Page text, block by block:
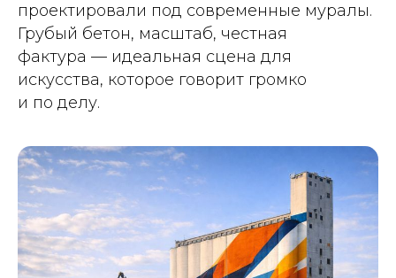
проектировали под современные муралы.
Грубый бетон, масштаб, честная
фактура — идеальная сцена для
искусства, которое говорит громко
и по делу.